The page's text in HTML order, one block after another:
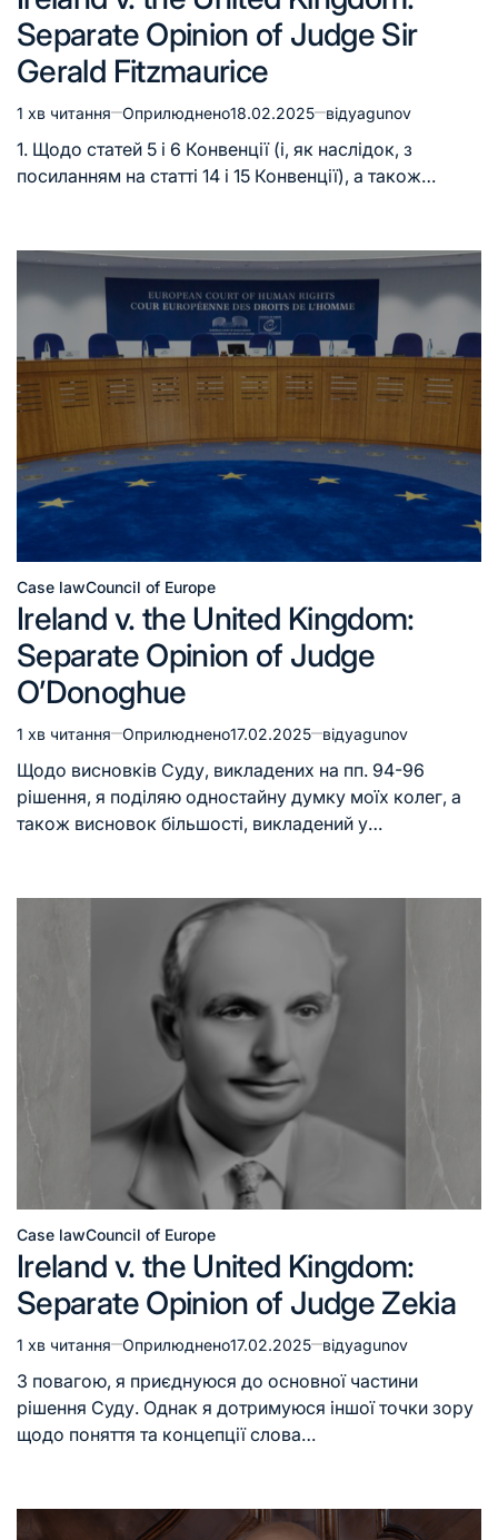
Separate Opinion of Judge Sir
Gerald Fitzmaurice
1 хв читання Оприлюднено18.02.2025 відyagunov
1. Щодо статей 5 і 6 Конвенції (і, як наслідок, з
посиланням на статті 14 і 15 Конвенції), а також…
Case lawCouncil of Europe
Ireland v. the United Kingdom:
Separate Opinion of Judge
O’Donoghue
1 хв читання Оприлюднено17.02.2025 відyagunov
Щодо висновків Суду, викладених на пп. 94-96
рішення, я поділяю одностайну думку моїх колег, а
також висновок більшості, викладений у…
Case lawCouncil of Europe
Ireland v. the United Kingdom:
Separate Opinion of Judge Zekia
1 хв читання Оприлюднено17.02.2025 відyagunov
З повагою, я приєднуюся до основної частини
рішення Суду. Однак я дотримуюся іншої точки зору
щодо поняття та концепції слова…